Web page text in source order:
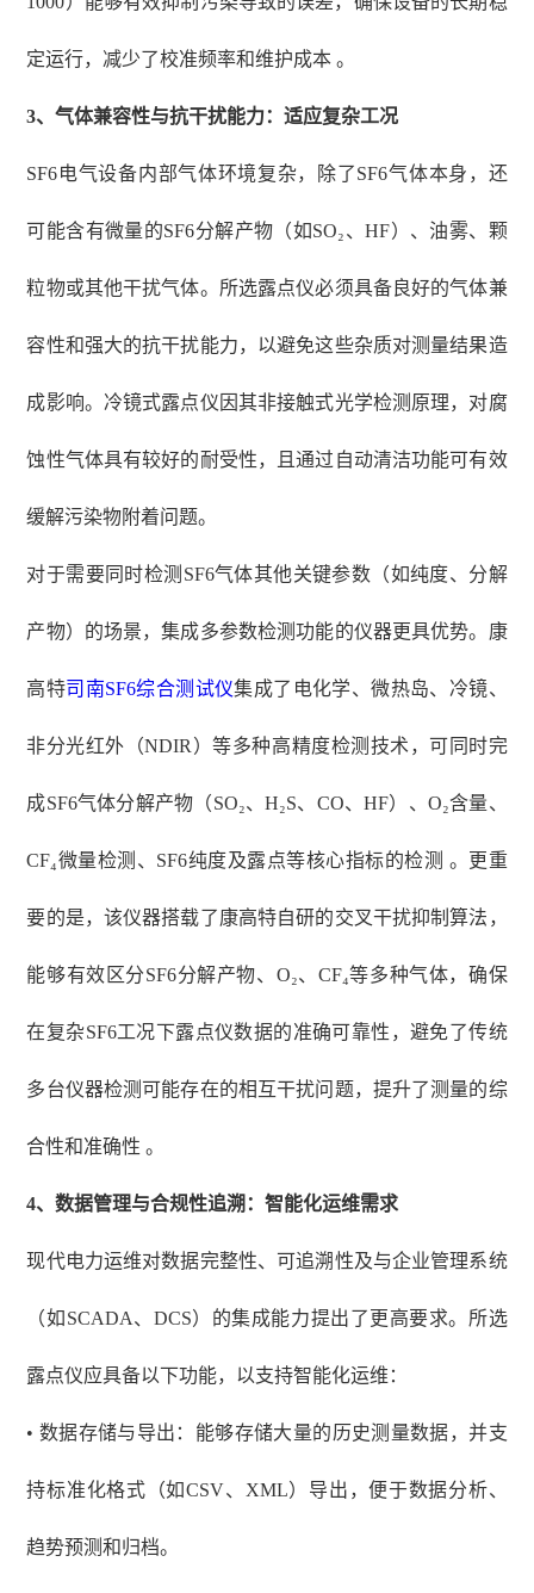
定运行，减少了校准频率和维护成本 。
3、气体兼容性与抗干扰能力：适应复杂工况
SF6电气设备内部气体环境复杂，除了SF6气体本身，还
可能含有微量的SF6分解产物（如SO₂、HF）、油雾、颗
粒物或其他干扰气体。所选露点仪必须具备良好的气体兼
容性和强大的抗干扰能力，以避免这些杂质对测量结果造
成影响。冷镜式露点仪因其非接触式光学检测原理，对腐
蚀性气体具有较好的耐受性，且通过自动清洁功能可有效
缓解污染物附着问题。
对于需要同时检测 SF6气体其他关键参数（如纯度、分解
产物）的场景，集成多参数检测功能的仪器更具优势。康
高特司南SF6综合测试仪集成了电化学、微热岛、冷镜、
非分光红外（NDIR）等多种高精度检测技术，可同时完
成SF6气体分解产物（SO₂、H₂S、CO、HF）、O₂含量、
CF₄微量检测、SF6纯度及露点等核心指标的检测 。更重
要的是，该仪器搭载了康高特自研的交叉干扰抑制算法，
能够有效区分SF6分解产物、O₂、CF₄等多种气体，确保
在复杂SF6工况下露点仪数据的准确可靠性，避免了传统
多台仪器检测可能存在的相互干扰问题，提升了测量的综
合性和准确性 。
4、数据管理与合规性追溯：智能化运维需求
现代电力运维对数据完整性、可追溯性及与企业管理系统
（如 SCADA、DCS）的集成能力提出了更高要求。所选
露点仪应具备以下功能，以支持智能化运维：
• 数据存储与导出：能够存储大量的历史测量数据，并支
持标准化格式（如CSV、XML）导出，便于数据分析、
趋势预测和归档。